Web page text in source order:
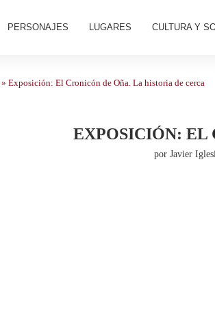
PERSONAJES LUGARES CULTURA Y
» Exposición: El Cronicón de Oña. La historia de cerca
EXPOSICIÓN: EL
por Javier